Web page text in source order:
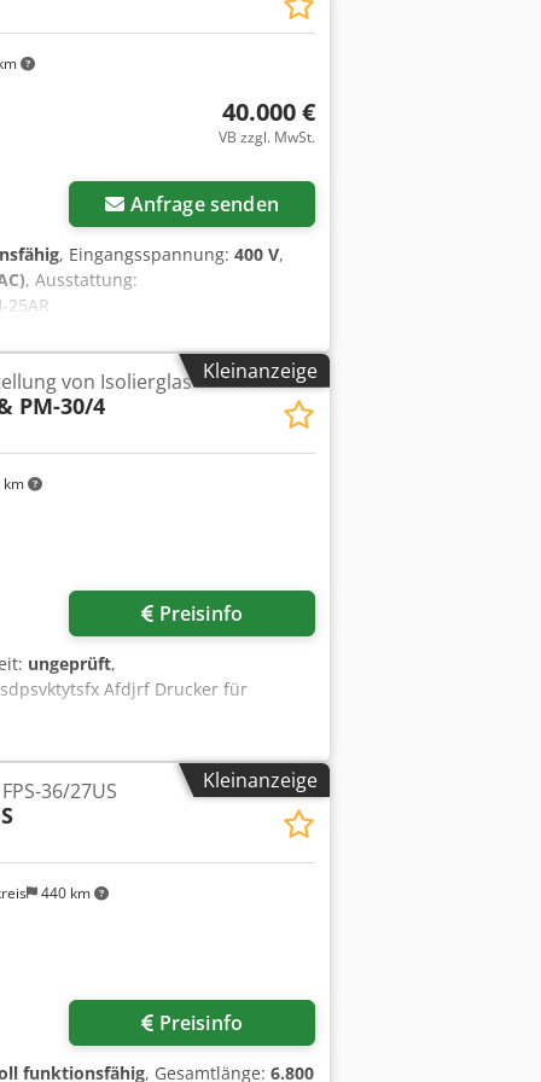
Deutschland verfügbar.
40.000 €
VB zzgl. MwSt.
Anfrage senden
, Eingangsspannung: 400 V,
, Ausstattung:
25AR
572-074946 Gewicht:
400 V Frequenz: 50 Hz
1,4 A
mehr Informationen benötigen,
Iysx Afdsrf
Kleinanzeige
von Isolierglas
PM-30/4
Preisinfo
ungeprüft,
Afdjrf Drucker für
Kleinanzeige
440 km
36/27US
Preisinfo
funktionsfähig, Gesamtlänge: 6.800